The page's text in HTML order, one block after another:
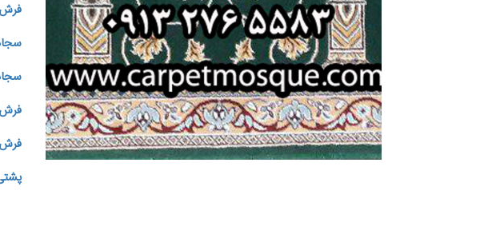
فرش
سجاده
سجاده